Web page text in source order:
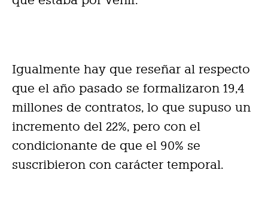
Igualmente hay que reseñar al respecto
que el año pasado se formalizaron 19,4
millones de contratos, lo que supuso un
incremento del 22%, pero con el
condicionante de que el 90% se
suscribieron con carácter temporal.